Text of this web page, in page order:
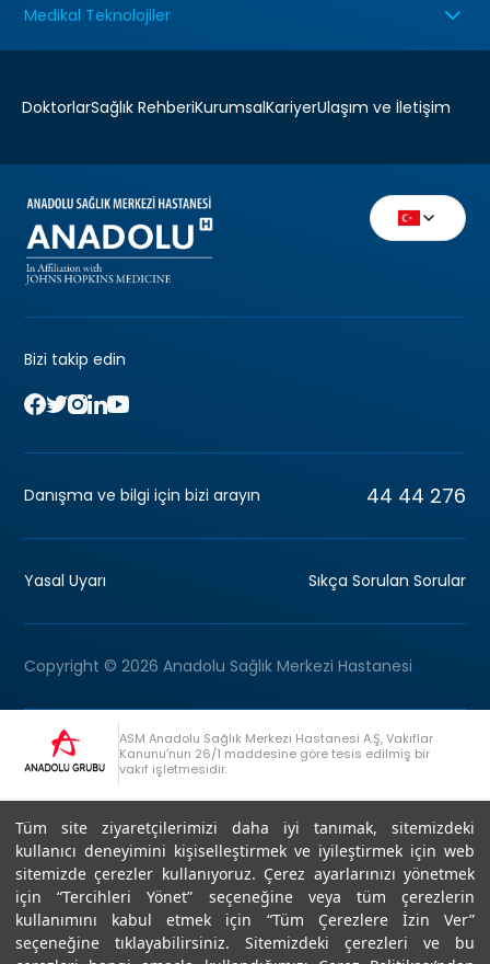
Tüm site ziyaretçilerimizi daha iyi tanımak, sitemizdeki
kullanıcı deneyimini kişiselleştirmek ve iyileştirmek için web
sitemizde çerezler kullanıyoruz. Çerez ayarlarınızı yönetmek
için “Tercihleri Yönet” seçeneğine veya tüm çerezlerin
kullanımını kabul etmek için “Tüm Çerezlere İzin Ver”
seçeneğine tıklayabilirsiniz. Sitemizdeki çerezleri ve bu
Medikal Teknolojiler
DoktorlarSağlık RehberiKurumsalKariyerUlaşım ve İletişim
Bizi takip edin
Danışma ve bilgi için bizi arayın 44 44 276
Yasal Uyarı Sıkça Sorulan Sorular
Copyright © 2026 Anadolu Sağlık Merkezi Hastanesi
ASM Anadolu Sağlık Merkezi Hastanesi A.Ş, Vakıflar
Kanunu’nun 26/1 maddesine göre tesis edilmiş bir
vakıf işletmesidir.
Anadolu Grubu Danışma Hattı +90 (262) 678 54 00
Son Güncellenme: 07.07.2026